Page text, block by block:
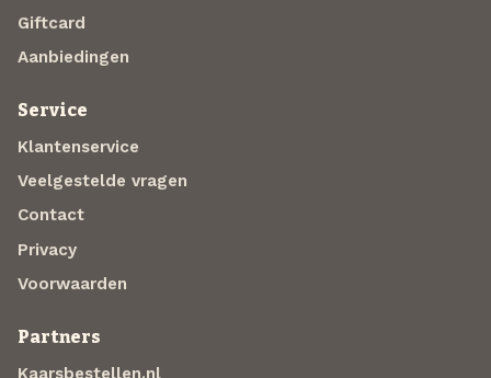
Giftcard
Aanbiedingen
Service
Klantenservice
Veelgestelde vragen
Contact
Privacy
Voorwaarden
Partners
Kaarsbestellen.nl